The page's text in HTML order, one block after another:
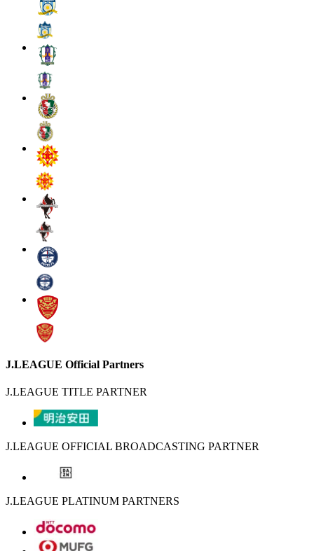
J.LEAGUE Official Partners
J.LEAGUE TITLE PARTNER
J.LEAGUE OFFICIAL BROADCASTING PARTNER
J.LEAGUE PLATINUM PARTNERS